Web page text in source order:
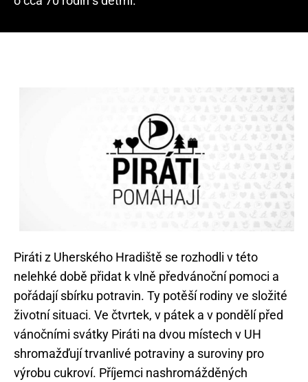
Piráti z Uherského Hradiště se rozhodli v této
nelehké době přidat k vlně předvánoční pomoci a
pořádají sbírku potravin. Ty potěší rodiny ve složité
životní situaci. Ve čtvrtek, v pátek a v pondělí před
vánočními svátky Piráti na dvou místech v UH
shromažďují trvanlivé potraviny a suroviny pro
výrobu cukroví. Příjemci nashromážděných